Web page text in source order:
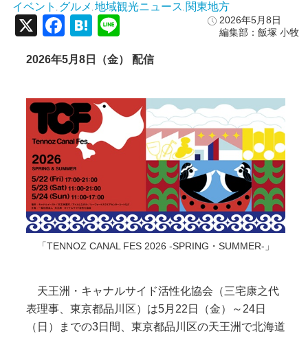
イベント グルメ 地域観光ニュース 関東地方
2026年5月8日
編集部：飯塚 小牧
X Facebook
Hatena
2026年5月8日（金） 配信
「TENNOZ CANAL FES 2026 -SPRING・SUMMER-」
天王洲・キャナルサイド活性化協会（三宅康之代
表理事、東京都品川区）は5月22日（金）～24日
（日）までの3日間、東京都品川区の天王洲で北海道